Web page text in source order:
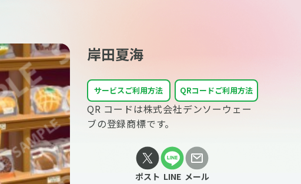
岸田夏海
サービスご利用方法 QRコードご利用方法
QR コードは株式会社デンソーウェー
ブの登録商標です。
ポスト LINE メール